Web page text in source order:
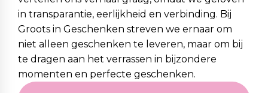
in transparantie, eerlijkheid en verbinding. Bij
Groots in Geschenken streven we ernaar om
niet alleen geschenken te leveren, maar om bij
te dragen aan het verrassen in bijzondere
momenten en perfecte geschenken.